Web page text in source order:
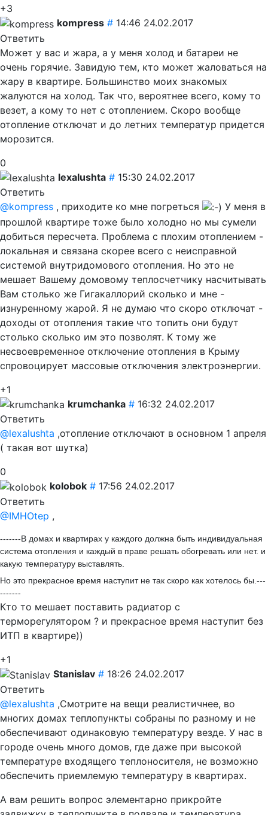
+3
kompress # 14:46 24.02.2017
Ответить
Может у вас и жара, а у меня холод и батареи не
очень горячие. Завидую тем, кто может жаловаться на
жару в квартире. Большинство моих знакомых
жалуются на холод. Так что, вероятнее всего, кому то
везет, а кому то нет с отоплением. Скоро вообще
отопление отключат и до летних температур придется
морозится.
0
lexalushta # 15:30 24.02.2017
Ответить
@kompress , приходите ко мне погреться
У меня в
прошлой квартире тоже было холодно но мы сумели
добиться пересчета. Проблема с плохим отоплением -
локальная и связана скорее всего с неисправной
системой внутридомового отопления. Но это не
мешает Вашему домовому теплосчетчику насчитывать
Вам столько же Гигакаллорий сколько и мне -
изнуренному жарой. Я не думаю что скоро отключат -
доходы от отопления такие что топить они будут
столько сколько им это позволят. К тому же
несвоевременное отключение отопления в Крыму
спровоцирует массовые отключения электроэнергии.
+1
krumchanka # 16:32 24.02.2017
Ответить
@lexalushta ,отопление отключают в основном 1 апреля
( такая вот шутка)
0
kolobok # 17:56 24.02.2017
Ответить
@IMHOtep ,
-------В домах и квартирах у каждого должна быть индивидуальная
система отопления и каждый в праве решать обогревать или нет. и
какую температуру выставлять.
Но это прекрасное время наступит не так скоро как хотелось бы.---
-------
Кто то мешает поставить радиатор с
терморегулятором ? и прекрасное время наступит без
ИТП в квартире))
+1
Stanislav # 18:26 24.02.2017
Ответить
@lexalushta ,Смотрите на вещи реалистичнее, во
многих домах теплопункты собраны по разному и не
обеспечивают одинаковую температуру везде. У нас в
городе очень много домов, где даже при высокой
температуре входящего теплоносителя, не возможно
обеспечить приемлемую температуру в квартирах.
А вам решить вопрос элементарно прикройте